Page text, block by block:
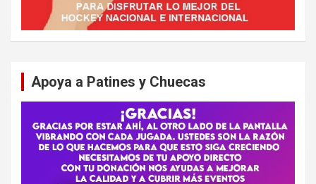
Apoya a Patines y Chuecas